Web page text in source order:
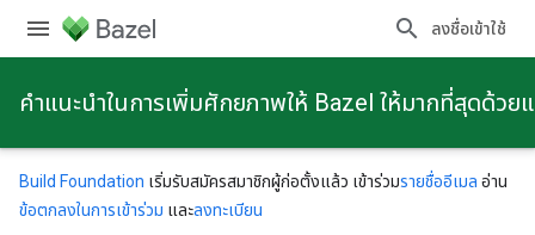
ลงชื่อเข้าใช้
คําแนะนําในการเพิ่มศักยภาพให้ Bazel ให้มากที่สุดด้ว
Build Foundation เริ่มรับสมัครสมาชิกผู้ก่อตั้งแล้ว เข้าร่วมรายชื่ออีเมล อ่าน
ข้อตกลงในการเข้าร่วม และลงทะเบียน